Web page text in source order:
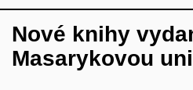
Nové knihy
Masarykovou